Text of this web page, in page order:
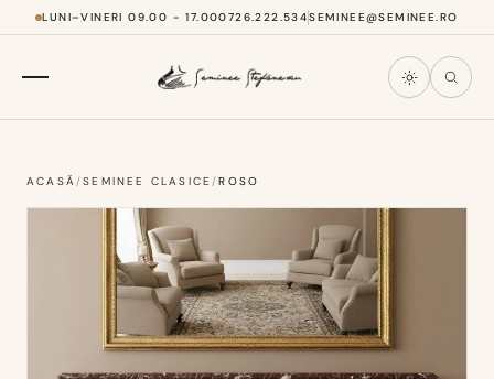
LUNI–VINERI 09.00 - 17.000726.222.534SEMINEE@SEMINEE.RO
ACASĂ/SEMINEE CLASICE/ROSO